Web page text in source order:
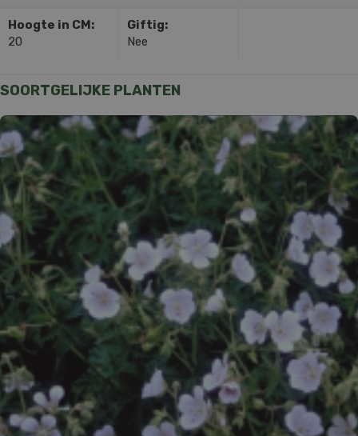
Hoogte in CM:
20
Giftig:
Nee
SOORTGELIJKE PLANTEN